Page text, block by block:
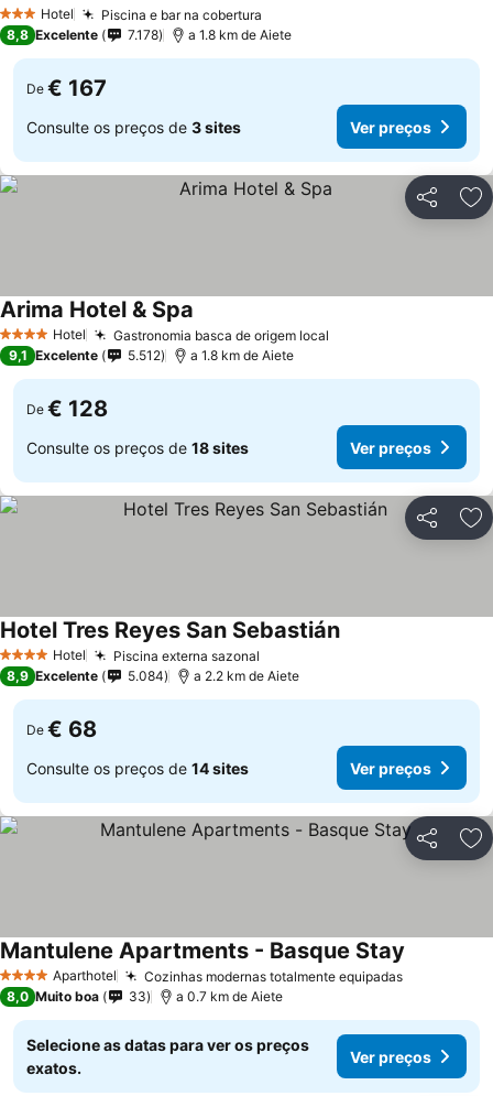
3 EstrelasHotel Piscina e bar na cobertura
8,8 Excelente 7.178 a 1.8 km de Aiete
De € 167
Consulte os preços de 3 sites Ver preços
Partilhar
4 EstrelasHotel Gastronomia basca de origem local
Arima Hotel & Spa
9,1 Excelente 5.512 a 1.8 km de Aiete
De € 128
Consulte os preços de 18 sites Ver preços
Partilhar
4 EstrelasHotel Piscina externa sazonal
Hotel Tres Reyes San SebastiánVer preços
8,9 Excelente 5.084 a 2.2 km de Aiete
De € 68
Consulte os preços de 14 sites Ver preços
Partilhar
4 EstrelasAparthotel Cozinhas modernas totalmente equipadasVer preços
Mantulene Apartments - Basque Stay
8,0 Muito boa 33 a 0.7 km de Aiete
Selecione as datas para ver os preços
exatos.
Ver preços